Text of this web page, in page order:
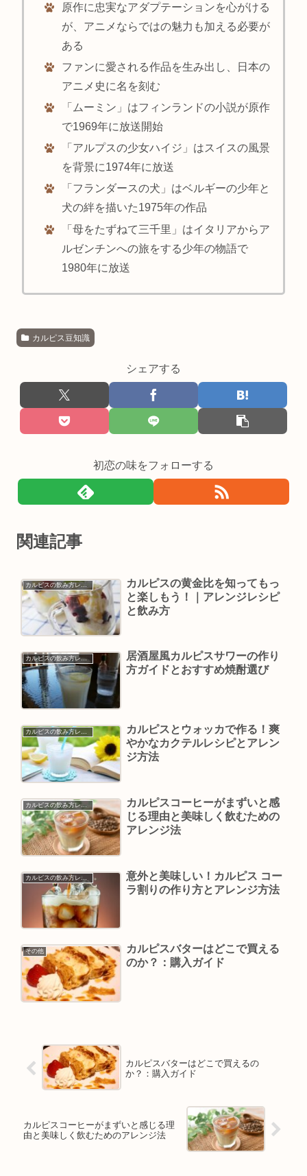
原作に忠実なアダプテーションを心がける
が、アニメならではの魅力も加える必要が
ある
ファンに愛される作品を生み出し、日本の
アニメ史に名を刻む
「ムーミン」はフィンランドの小説が原作
で1969年に放送開始
「アルプスの少女ハイジ」はスイスの風景
を背景に1974年に放送
「フランダースの犬」はベルギーの少年と
犬の絆を描いた1975年の作品
「母をたずねて三千里」はイタリアからア
ルゼンチンへの旅をする少年の物語で
1980年に放送
カルピス豆知識
シェアする
初恋の味をフォローする
関連記事
カルピスの飲み方レシピ
カルピスの黄金比を知ってもっ
と楽しもう！｜アレンジレシピ
と飲み方
カルピスの飲み方レシピ
居酒屋風カルピスサワーの作り
方ガイドとおすすめ焼酎選び
カルピスとウォッカで作る！爽
やかなカクテルレシピとアレン
ジ方法
カルピスの飲み方レシピ
カルピスコーヒーがまずいと感
じる理由と美味しく飲むための
アレンジ法
カルピスの飲み方レシピ
意外と美味しい！カルピス コー
ラ割りの作り方とアレンジ方法
その他
カルピスバターはどこで買える
のか？：購入ガイド
カルピスバターはどこで買えるの
か？：購入ガイド
カルピスコーヒーがまずいと感じる理
由と美味しく飲むためのアレンジ法